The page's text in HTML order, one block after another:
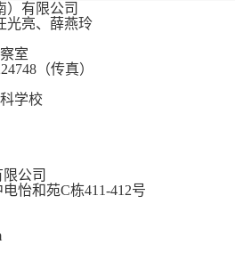
）有限公司
光亮、 薛燕玲
室
（传真）
学校
公司
怡和苑C栋411-412号